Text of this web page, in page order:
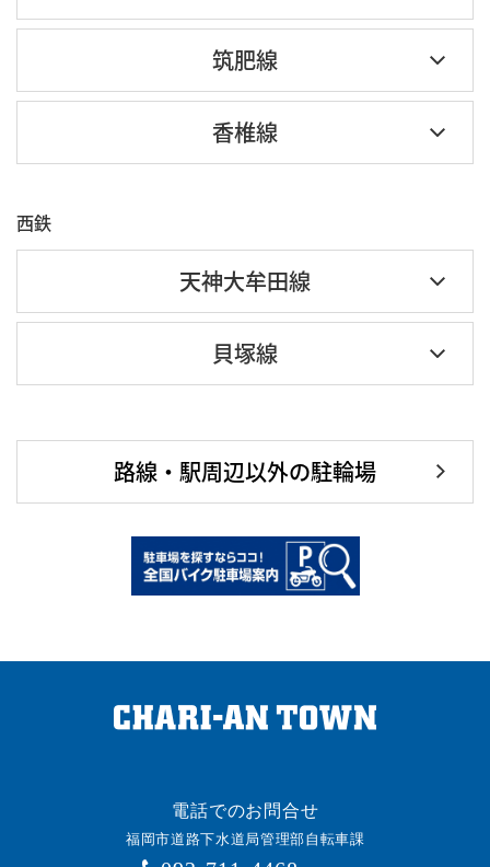
筑肥線
香椎線
西鉄
天神大牟田線
貝塚線
路線・駅周辺以外の駐輪場